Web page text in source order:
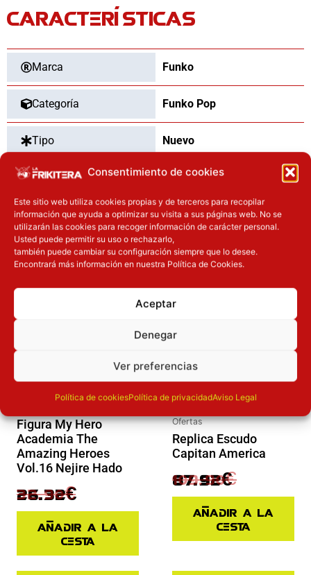
Consentimiento de cookies
Este sitio web utiliza cookies propias y de terceros para recopilar
información que ayuda a optimizar su visita a sus páginas web. No se
utilizarán las cookies para recoger información de carácter personal.
Usted puede permitir su uso o rechazarlo,
también puede cambiar su configuración siempre que lo desee.
Encontrará más información en nuestra Política de Cookies.
Aceptar
Denegar
Ver preferencias
Política de cookiesPolítica de privacidadAviso Legal
los
Lurtz
with
Orthanc
cantidad
CARACTERÍSTICAS
Marca Funko
Categoría Funko Pop
Tipo Nuevo
OTROS PRODUCTOS QUE TE
PUEDEN INTERESAR
Figura My Hero
Academia The
Amazing Heroes
Vol.16 Nejire Hado
32.90€
El precio original era: 32.90€.
26.32€
El precio actual es: 26.32€.
Añadir a la
cesta
Ofertas
Replica Escudo
Capitan America
109.90€
El precio original era: 109.90€.
87.92€
El precio actual es: 87.92€.
Añadir a la
cesta